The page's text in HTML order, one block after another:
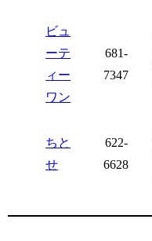
ビュ
ーテ
ィー
ワン
681-
7347
ちと
せ
622-
6628